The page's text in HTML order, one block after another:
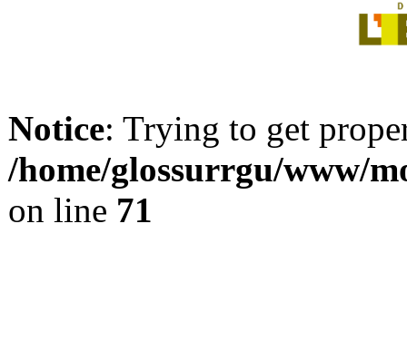
Notice: Trying to get
/home/glossurrgu/www/
on line 71